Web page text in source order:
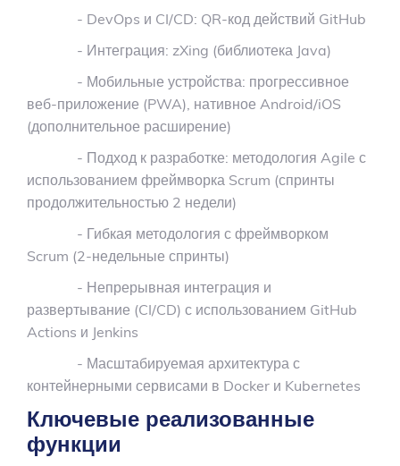
- DevOps и CI/CD: QR-код действий GitHub
- Интеграция: zXing (библиотека Java)
- Мобильные устройства: прогрессивное
веб-приложение (PWA), нативное Android/iOS
(дополнительное расширение)
- Подход к разработке: методология Agile с
использованием фреймворка Scrum (спринты
продолжительностью 2 недели)
- Гибкая методология с фреймворком
Scrum (2-недельные спринты)
- Непрерывная интеграция и
развертывание (CI/CD) с использованием GitHub
Actions и Jenkins
- Масштабируемая архитектура с
контейнерными сервисами в Docker и Kubernetes
Ключевые реализованные
функции